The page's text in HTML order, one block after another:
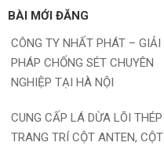
BÀI MỚI ĐĂNG
CÔNG TY NHẤT PHÁT – GIẢI
PHÁP CHỐNG SÉT CHUYÊN
NGHIỆP TẠI HÀ NỘI
CUNG CẤP LÁ DỪA LÕI THÉP
TRANG TRÍ CỘT ANTEN, CỘT